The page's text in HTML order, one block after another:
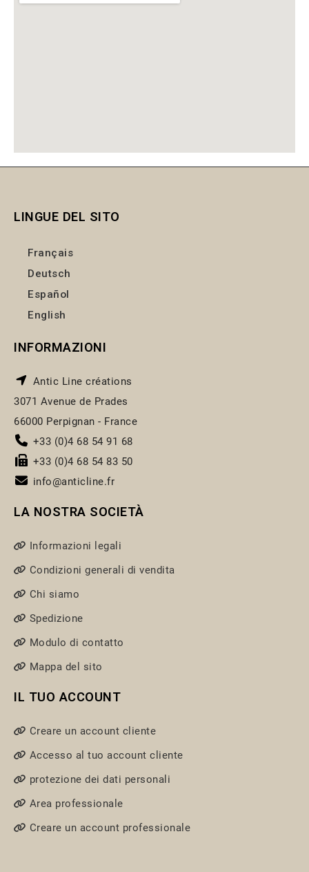
LINGUE DEL SITO
Français
Deutsch
Español
English
INFORMAZIONI
Antic Line créations
3071 Avenue de Prades
66000 Perpignan - France
+33 (0)4 68 54 91 68
+33 (0)4 68 54 83 50
info@anticline.fr
LA NOSTRA SOCIETÀ
Informazioni legali
Condizioni generali di vendita
Chi siamo
Spedizione
Modulo di contatto
Mappa del sito
IL TUO ACCOUNT
Creare un account cliente
Accesso al tuo account cliente
protezione dei dati personali
Area professionale
Creare un account professionale